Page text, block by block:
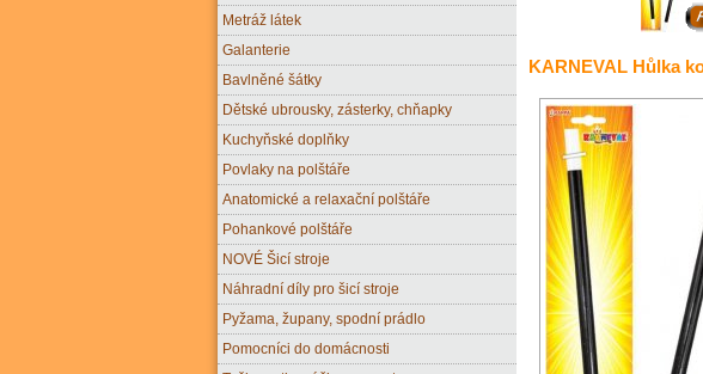
KARNEVAL Hůlka
Metráž látek
Galanterie
Bavlněné šátky
Dětské ubrousky, zásterky, chňapky
Kuchyňské doplňky
Povlaky na polštáře
Anatomické a relaxační polštáře
Pohankové polštáře
NOVÉ Šicí stroje
Náhradní díly pro šicí stroje
Pyžama, župany, spodní prádlo
Pomocníci do domácnosti